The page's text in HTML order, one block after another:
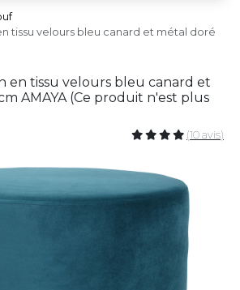
tissu velours bleu canard et métal doré
en tissu velours bleu canard et
AMAYA (Ce produit n'est plus
(10 avis)